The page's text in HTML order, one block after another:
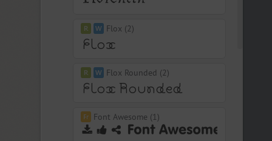
Flox (2)
Flox Rounded (2)
Font Awesome (1)